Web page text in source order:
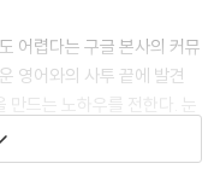
어렵다는 구글 본사의 커뮤
영어와의 사투 끝에 발견
드는 노하우를 전한다. 눈
넣으며 영어를 생활화하
니스 영어 향상을 위한 구